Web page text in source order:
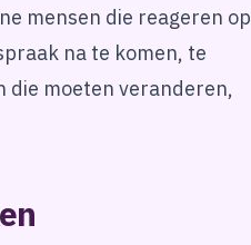
mensen die reageren op
na te komen, te
die moeten veranderen,